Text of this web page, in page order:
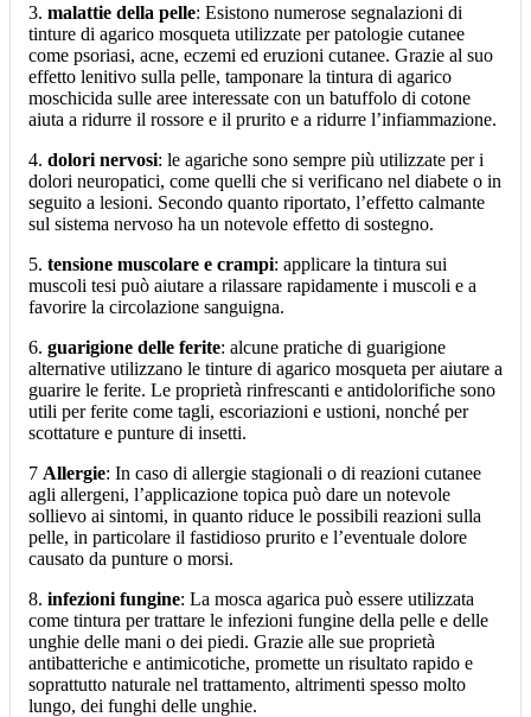
3. malattie della pelle: Esistono numerose segnalazioni di
tinture di agarico mosqueta utilizzate per patologie cutanee
come psoriasi, acne, eczemi ed eruzioni cutanee. Grazie al suo
effetto lenitivo sulla pelle, tamponare la tintura di agarico
moschicida sulle aree interessate con un batuffolo di cotone
aiuta a ridurre il rossore e il prurito e a ridurre l’infiammazione.
4. dolori nervosi: le agariche sono sempre più utilizzate per i
dolori neuropatici, come quelli che si verificano nel diabete o in
seguito a lesioni. Secondo quanto riportato, l’effetto calmante
sul sistema nervoso ha un notevole effetto di sostegno.
5. tensione muscolare e crampi: applicare la tintura sui
muscoli tesi può aiutare a rilassare rapidamente i muscoli e a
favorire la circolazione sanguigna.
6. guarigione delle ferite: alcune pratiche di guarigione
alternative utilizzano le tinture di agarico mosqueta per aiutare a
guarire le ferite. Le proprietà rinfrescanti e antidolorifiche sono
utili per ferite come tagli, escoriazioni e ustioni, nonché per
scottature e punture di insetti.
7 Allergie: In caso di allergie stagionali o di reazioni cutanee
agli allergeni, l’applicazione topica può dare un notevole
sollievo ai sintomi, in quanto riduce le possibili reazioni sulla
pelle, in particolare il fastidioso prurito e l’eventuale dolore
causato da punture o morsi.
8. infezioni fungine: La mosca agarica può essere utilizzata
come tintura per trattare le infezioni fungine della pelle e delle
unghie delle mani o dei piedi. Grazie alle sue proprietà
antibatteriche e antimicotiche, promette un risultato rapido e
soprattutto naturale nel trattamento, altrimenti spesso molto
lungo, dei funghi delle unghie.